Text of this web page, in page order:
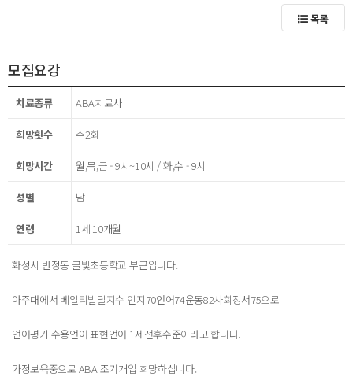
목록
모집요강
치료종류 ABA치료사
희망횟수 주2회
희망시간 월,목,금 - 9시~10시 / 화,수 - 9시
성별 남
연령 1세 10개월
화성시 반정동 글빛초등학교 부근입니다.
아주대에서 베일리발달지수 인지70언어74운동82사회정서75으로
언어평가 수용언어 표현언어 1세전후수준이라고 합니다.
가정보육중으로 ABA 조기개입 희망하십니다.